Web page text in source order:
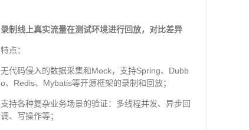
录制线上真实流量在测试环境进行回放，对比差异
特点：
无代码侵入的数据采集和Mock，支持Spring、Dubb
o、Redis、Mybatis等开源框架的录制和回放；
支持各种复杂业务场景的验证：多线程并发、异步回
调、写操作等；